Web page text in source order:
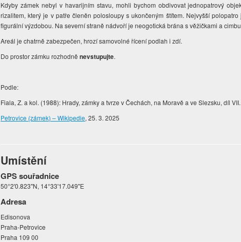
Kdyby zámek nebyl v havarijním stavu, mohli bychom obdivovat jednopatrový
rizalitem, který je v patře členěn polosloupy s ukončeným štítem. Nejvyšší
figurální výzdobou. Na severní straně nádvoří je neogotická brána s věžičkami a
Areál je chatrně zabezpečen, hrozí samovolné řícení podlah i zdí.
Do prostor zámku rozhodněnevstupujte.
Podle:
Fiala, Z. a kol. (1988): Hrady, zámky a tvrze v Čechách, na Moravě a ve Slezsku, díl
Petrovice (zámek) – Wikipedie, 25. 3. 2025
Umístění
GPS souřadnice
50°2'0.823"N, 14°33'17.049"E
Adresa
Edisonova
Praha-Petrovice
Praha 109 00